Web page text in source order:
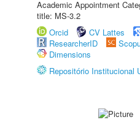
Academic Appointment
title: MS-3.2
Orcid
CV Lattes
ResearcherID
Dimensions
Repositório Institucional